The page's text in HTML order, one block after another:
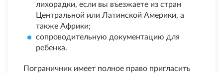
лихорадки, если вы въезжаете из стран
Центральной или Латинской Америки, а
также Африки;
сопроводительную документацию для
ребенка.
Пограничник имеет полное право пригласить